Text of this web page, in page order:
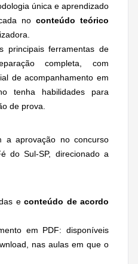
única e aprendizado
no conteúdo teórico
principais ferramentas de
completa, com
de acompanhamento em
tenha habilidades para
de prova.
a aprovação no concurso
do Sul-SP, direcionado a
e conteúdo de acordo
em PDF: disponíveis
nas aulas em que o